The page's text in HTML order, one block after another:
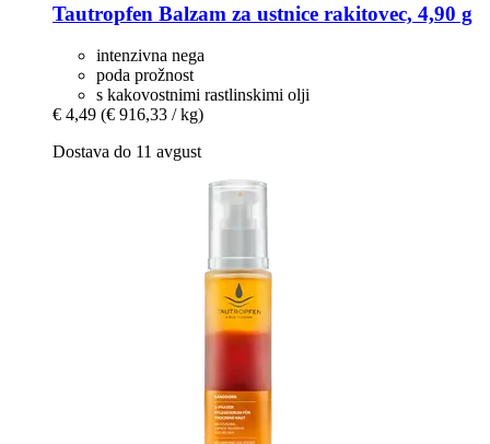
Tautropfen Balzam za ustnice rakitovec, 4,90 g
intenzivna nega
poda prožnost
s kakovostnimi rastlinskimi olji
€ 4,49 (€ 916,33 / kg)
Dostava do 11 avgust